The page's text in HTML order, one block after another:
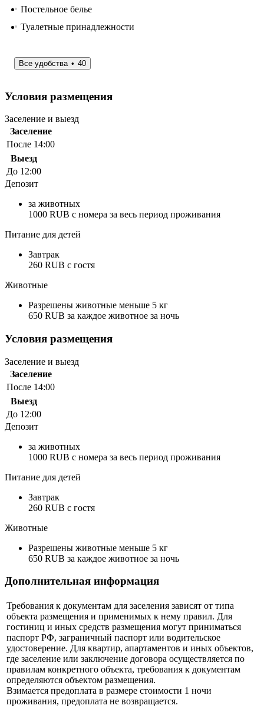
Постельное белье
Туалетные принадлежности
Все удобства 40
Условия размещения
Заселение и выезд
Заселение
После 14:00
Выезд
До 12:00
Депозит
за животных
1000 RUB с номера за весь период проживания
Питание для детей
Завтрак
260 RUB c гостя
Животные
Разрешены животные меньше 5 кг
650 RUB за каждое животное за ночь
Условия размещения
Заселение и выезд
Заселение
После 14:00
Выезд
До 12:00
Депозит
за животных
1000 RUB с номера за весь период проживания
Питание для детей
Завтрак
260 RUB c гостя
Животные
Разрешены животные меньше 5 кг
650 RUB за каждое животное за ночь
Дополнительная информация
Требования к документам для заселения зависят от типа
объекта размещения и применимых к нему правил. Для
гостиниц и иных средств размещения могут приниматься
паспорт РФ, заграничный паспорт или водительское
удостоверение. Для квартир, апартаментов и иных объектов,
где заселение или заключение договора осуществляется по
правилам конкретного объекта, требования к документам
определяются объектом размещения.
Взимается предоплата в размере стоимости 1 ночи
проживания, предоплата не возвращается.